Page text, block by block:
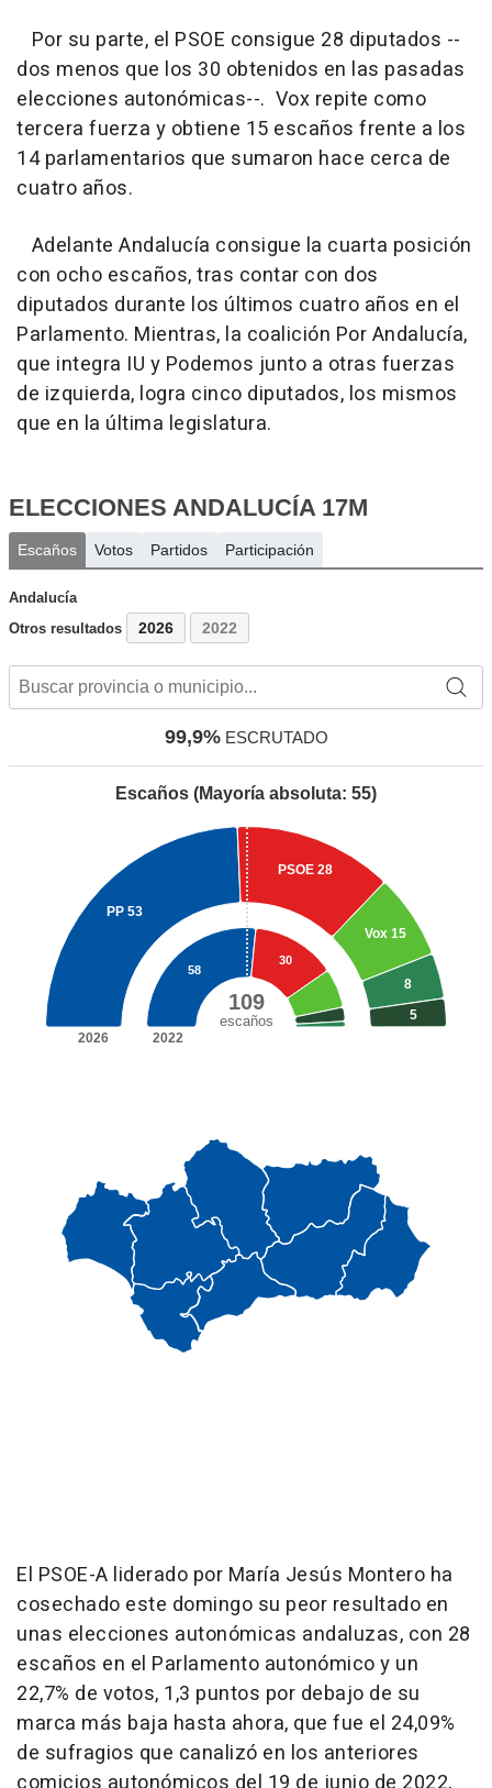
Por su parte, el PSOE consigue 28 diputados --
dos menos que los 30 obtenidos en las pasadas
elecciones autonómicas--. Vox repite como
tercera fuerza y obtiene 15 escaños frente a los
14 parlamentarios que sumaron hace cerca de
cuatro años.
Adelante Andalucía consigue la cuarta posición
con ocho escaños, tras contar con dos
diputados durante los últimos cuatro años en el
Parlamento. Mientras, la coalición Por Andalucía,
que integra IU y Podemos junto a otras fuerzas
de izquierda, logra cinco diputados, los mismos
que en la última legislatura.
El PSOE-A liderado por María Jesús Montero ha
cosechado este domingo su peor resultado en
unas elecciones autonómicas andaluzas, con 28
escaños en el Parlamento autonómico y un
22,7% de votos, 1,3 puntos por debajo de su
marca más baja hasta ahora, que fue el 24,09%
de sufragios que canalizó en los anteriores